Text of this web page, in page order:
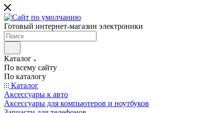
Готовый интернет-магазин электроники
Каталог
По всему сайту
По каталогу
Каталог
Аксессуары к авто
Аксессуары для компьютеров и ноутбуков